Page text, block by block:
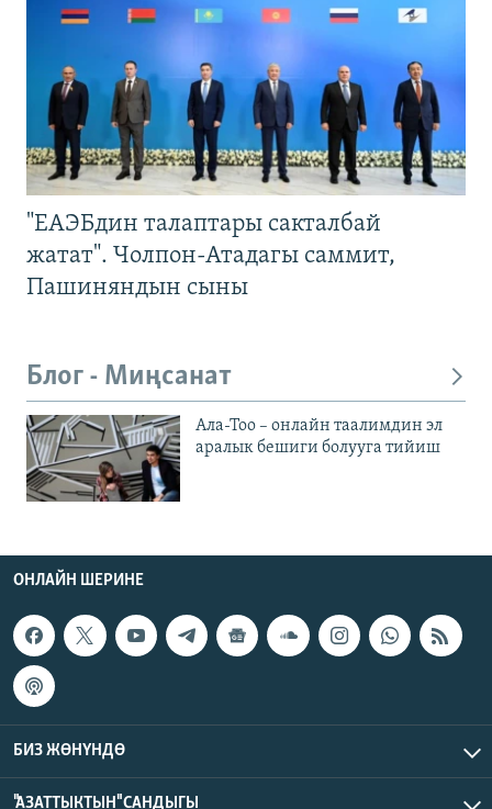
"ЕАЭБдин талаптары сакталбай
жатат". Чолпон-Атадагы саммит,
Пашиняндын сыны
Блог - Миңсанат
Ала-Тоо – онлайн таалимдин эл
аралык бешиги болууга тийиш
ОНЛАЙН ШЕРИНЕ
БИЗ ЖӨНҮНДӨ
"АЗАТТЫКТЫН" САНДЫГЫ